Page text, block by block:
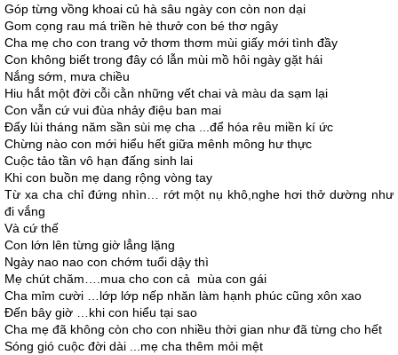
Góp từng vồng khoai củ hà sâu ngày con còn non dại
Gom cọng rau má triền hè thưở con bé thơ ngây
Cha mẹ cho con trang vở thơm thơm mùi giấy mới tình đầy
Con không biết trong đây có lẫn mùi mồ hôi ngày gặt hái
Nắng sớm, mưa chiều
Hiu hắt một đời cỗi cằn những vết chai và màu da sạm lại
Con vẫn cứ vui đùa nhảy điệu ban mai
Đẩy lùi tháng năm sần sùi mẹ cha ...để hóa rêu miền kí ức
Chừng nào con mới hiểu hết giữa mênh mông hư thực
Cuộc tảo tần vô hạn đấng sinh lai
Khi con buồn mẹ dang rộng vòng tay
Từ xa cha chỉ đứng nhìn… rớt một nụ khô,nghe hơi thở dường như
đi vắng
Và cứ thế
Con lớn lên từng giờ lẳng lặng
Ngày nao nao con chớm tuổi dậy thì
Mẹ chút chăm….mua cho con cả mùa con gái
Cha mỉm cười …lớp lớp nếp nhăn làm hạnh phúc cũng xôn xao
Đến bây giờ …khi con hiểu tại sao
Cha mẹ đã không còn cho con nhiều thời gian như đã từng cho hết
Sóng gió cuộc đời dài ...mẹ cha thêm mỏi mệt